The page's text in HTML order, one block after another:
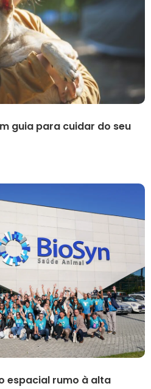
guia para cuidar do seu
espacial rumo à alta